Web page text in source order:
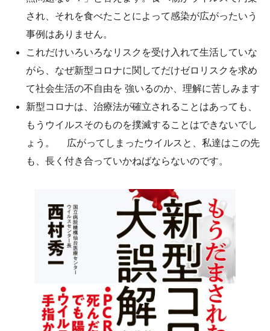
され、それを食べたことによって感染が広がったいう
事例はありません。
これだけいろいろなリスクを受け入れて生活していな
がら、なぜ新型コロナに関してだけゼロリスクを求め
て社会生活の不自由を 強いるのか、理解に苦しみます
新型コロナは、治療法が確立されることはあっても、
もうウイルスそのものを撲滅することはできないでし
ょう。 広がってしまったウイルスと、私達はこの先
も、長く付き合っていかねばならないのです。